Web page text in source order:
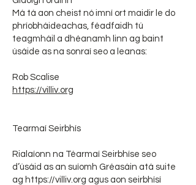
Má tá aon cheist nó imní ort maidir le do
phríobháideachas, féadfaidh tú
teagmháil a dhéanamh linn ag baint
úsáide as na sonraí seo a leanas:
Rob Scalise
https://villiv.org
Tearmaí Seirbhís
Rialaíonn na Téarmaí Seirbhíse seo
d’úsáid as an suíomh Gréasáin atá suite
ag https://villiv.org agus aon seirbhísí